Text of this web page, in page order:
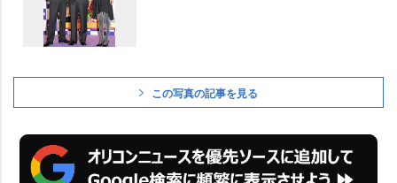
この写真の記事を見る